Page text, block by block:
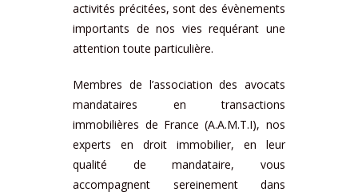
activités précitées, sont des évènements
importants de nos vies requérant une
attention toute particulière.
Membres de l’association des avocats
mandataires en transactions
immobilières de France (A.A.M.T.I), nos
experts en droit immobilier, en leur
qualité de mandataire, vous
accompagnent sereinement dans